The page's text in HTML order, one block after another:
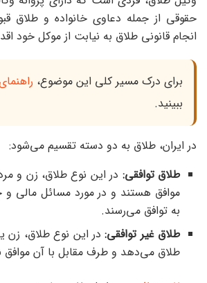
حقوقی از جمله دعاوی خانواده و طلاق
انجام قانونی طلاق به نیابت از موکل خود
برای درک مسیر کلی این موضوع،
ببینید.
در ایران، طلاق به دو دسته تقسیم می‌شود:
طلاق توافقی: در این نوع طلاق، زن و
موافق هستند و در مورد مسائل مالی و
به توافق می‌رسند.
طلاق غیر توافقی:در این نوع طلاق، زن
طلاق می‌دهد و طرف مقابل با آن